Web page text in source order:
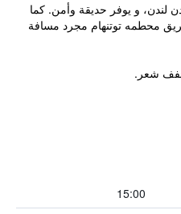
لندن، و يوفر حديقة وأمن. كما
محطمه توتنهام مجرد مسافة
شعر.
15:00